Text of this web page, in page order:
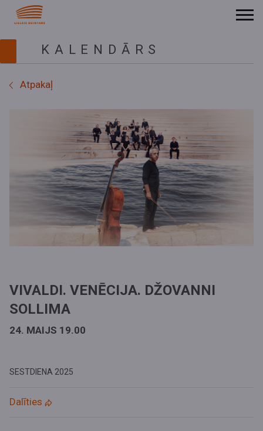
KALENDĀRS
Atpakaļ
VIVALDI. VENĒCIJA. DŽOVANNI
SOLLIMA
24. MAIJS 19.00
SESTDIENA 2025
Dalīties